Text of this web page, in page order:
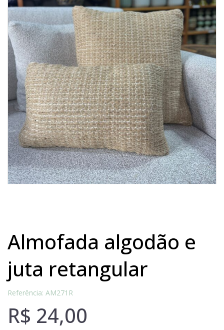
Lost Password
Cadastrar Conta
almofada algodão e
juta retangular
Referência: AM271R
R$ 24,00